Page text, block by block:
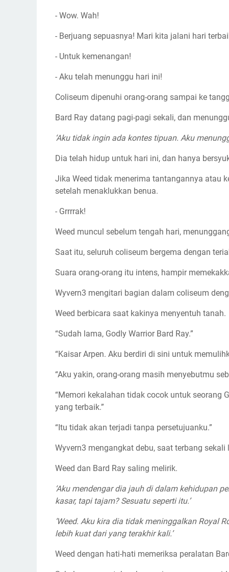
- Wow. Wah!
- Berjuang sepuasnya! Mari kita jalani hari
- Untuk kemenangan!
- Aku telah menunggu hari ini!
Coliseum dipenuhi orang-orang sampai ke
Bard Ray datang pagi-pagi sekali, dan
‘Aku tidak ingin ada kontes tipuan. Aku
Dia telah hidup untuk hari ini, dan hanya
Jika Weed tidak menerima tantangannya atau
setelah menaklukkan benua.
- Grrrrak!
Weed muncul sebelum tengah hari,
Saat itu, seluruh coliseum bergema dengan
Suara orang-orang itu intens, hampir
Wyvern3 mengitari bagian dalam coliseum
Weed berbicara saat kakinya menyentuh tanah.
“Sudah lama, Godly Warrior Bard Ray.”
“Kaisar Arpen. Aku berdiri di sini untuk
“Aku yakin, orang-orang masih menyebutmu
“Memori kekalahan tidak cocok untuk seorang
yang terbaik.”
“Itu tidak akan terjadi tanpa persetujuanku.”
Wyvern3 mengangkat debu, saat terbang sekali
Weed dan Bard Ray saling melirik.
‘Aku mendengar dia jauh di dalam kehidupan
kasar, tapi tajam? Sesuatu seperti itu.’
‘Weed. Aku kira dia tidak meninggalkan Royal
lebih kuat dari yang terakhir kali.’
Weed dengan hati-hati memeriksa peralatan